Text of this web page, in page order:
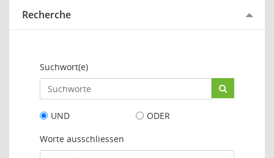
Recherche
Suchwort(e)
UND
ODER
Worte ausschliessen